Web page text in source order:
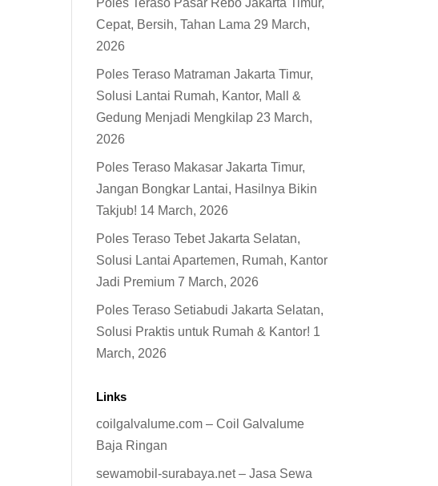
Poles Teraso Pasar Rebo Jakarta Timur,
Cepat, Bersih, Tahan Lama 29 March,
2026
Poles Teraso Matraman Jakarta Timur,
Solusi Lantai Rumah, Kantor, Mall &
Gedung Menjadi Mengkilap 23 March,
2026
Poles Teraso Makasar Jakarta Timur,
Jangan Bongkar Lantai, Hasilnya Bikin
Takjub! 14 March, 2026
Poles Teraso Tebet Jakarta Selatan,
Solusi Lantai Apartemen, Rumah, Kantor
Jadi Premium 7 March, 2026
Poles Teraso Setiabudi Jakarta Selatan,
Solusi Praktis untuk Rumah & Kantor! 1
March, 2026
Links
coilgalvalume.com – Coil Galvalume
Baja Ringan
sewamobil-surabaya.net – Jasa Sewa